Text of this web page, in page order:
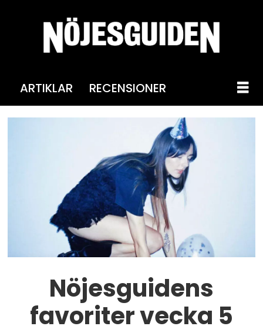
ARTIKLAR RECENSIONER
Nöjesguidens
favoriter vecka 5